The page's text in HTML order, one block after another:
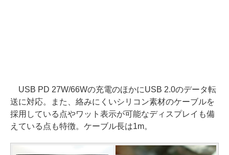
USB PD 27W/66Wの充電のほかにUSB 2.0のデータ転
送に対応。また、絡みにくいシリコン素材のケーブルを
採用している点やワット表示が可能なディスプレイも備
えている点も特徴。ケーブル長は1m。